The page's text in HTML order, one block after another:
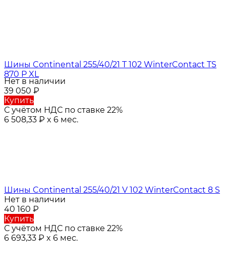
Шины Continental 255/40/21 T 102 WinterContact TS
870 P XL
Нет в наличии
39 050 ₽
Купить
С учётом НДС по ставке 22%
6 508,33 ₽ x 6 мес.
Шины Continental 255/40/21 V 102 WinterContact 8 S
Нет в наличии
40 160 ₽
Купить
С учётом НДС по ставке 22%
6 693,33 ₽ x 6 мес.